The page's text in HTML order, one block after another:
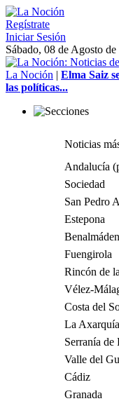
Regístrate
Iniciar Sesión
Sábado, 08 de Agosto
La Noción | Elma Saiz
las políticas...
Noticias
Andalucía
Sociedad
San Pedro
Estepona
Fuengirola
Rincón de
Vélez-
Costa del
La Axarquía
Serranía de
Valle del
Cádiz
Granada